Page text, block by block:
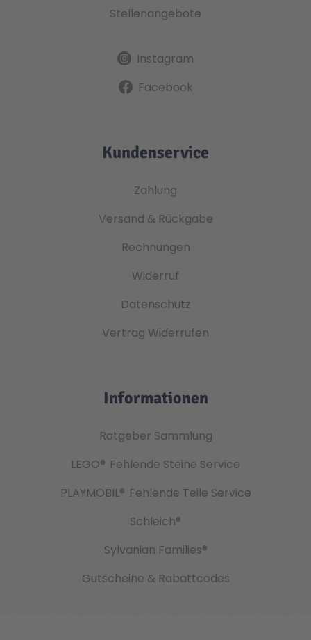
Stellenangebote
Instagram
Facebook
Kundenservice
Zahlung
Versand & Rückgabe
Rechnungen
Widerruf
Datenschutz
Vertrag Widerrufen
Informationen
Ratgeber Sammlung
LEGO® Fehlende Steine Service
PLAYMOBIL® Fehlende Teile Service
Schleich®
Sylvanian Families®
Gutscheine & Rabattcodes